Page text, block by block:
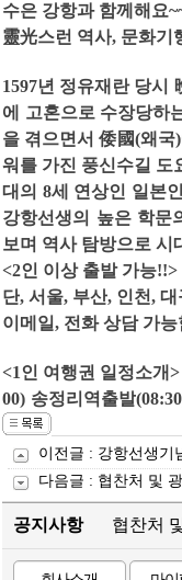
수은 강항과 함께해요
靈光스런 역사, 문화기
1597년 정유재란 당시
에 고혼으로 수장당하
을 겪으면서倭國(왜국)
워를 가진 풍신수길 도
대의 8세 연상인 일본
강항선생의 높은 학문
보며 역사 탐방으로 시
<2인 이상 출발 가능!!>
단, 서울, 부산, 인천, 대
이메일, 전화 상담 가능
<1인 여행권 일정소개>
00) 송정리역출발
이전글 : 강항선생기
다음글 : 협찬처 및
공지사항 협찬처